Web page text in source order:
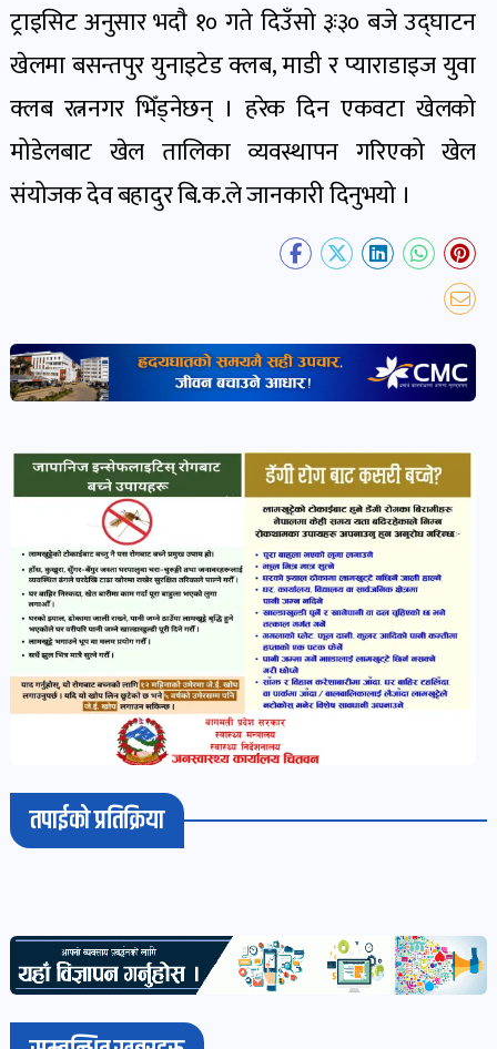
प्रवास
खबर
पोष्ट
धर्म-
संस्कृति
वातावरण
पोष्ट
कला-
साहित्य
भिडियो-
पडकास्ट
पोष्ट
ट्राइसिट अनुसार भदाै १० गते दिउँसो ३ः३० बजे उद्घाटन
खेलमा बसन्तपुर युनाइटेड क्लब, माडी र प्याराडाइज युवा
क्लब रत्ननगर भिँड्नेछन् । हरेक दिन एकवटा खेलको
मोडेलबाट खेल तालिका व्यवस्थापन गरिएको खेल
संयोजक देव बहादुर बि.क.ले जानकारी दिनुभयो ।
तपाईको प्रतिक्रिया